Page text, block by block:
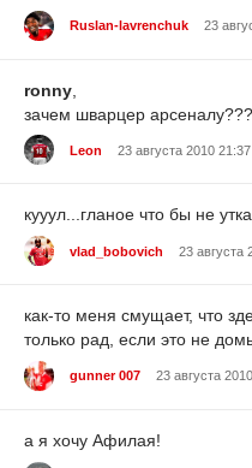
Ruslan-lavrenchuk 23
ronny
зачем шварцер арсеналу???
Leon 23 августа 2010 21:37
кууул...гланое что бы не
vlad_bobovich 23 августа
как-то меня смущает, что
только рад, если это не
gunner 007 23 августа
а я хочу Афилая!